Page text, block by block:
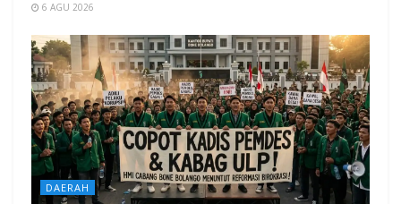
6 AGU 2026
DAERAH